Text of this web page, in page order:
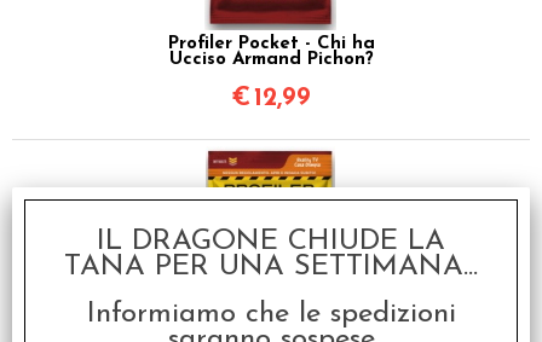
Profiler Pocket - Chi ha
Ucciso Armand Pichon?
€ 12,99
IL DRAGONE CHIUDE LA
TANA PER UNA SETTIMANA...
Informiamo che le spedizioni